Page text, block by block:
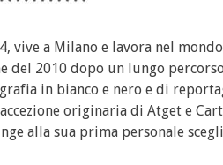
vive a Milano e lavora nel
2010 dopo un lungo
in bianco e nero e di
originaria di Atget e
alla sua prima personale